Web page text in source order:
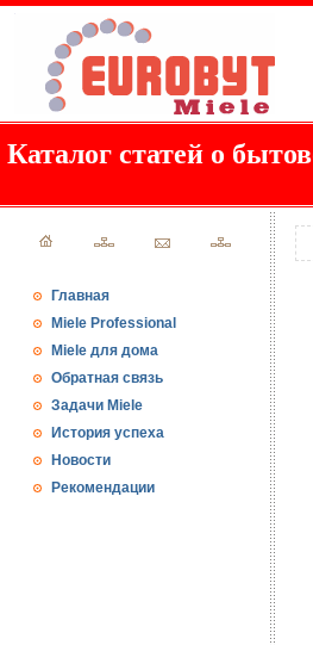
Каталог статей о
Главная
Miele Professional
Miele для дома
Обратная связь
Задачи Miele
История успеха
Новости
Рекомендации